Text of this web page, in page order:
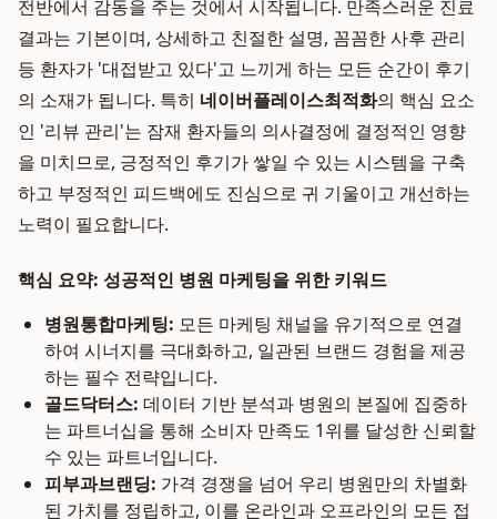
전반에서 감동을 주는 것에서 시작됩니다. 만족스러운 진료
결과는 기본이며, 상세하고 친절한 설명, 꼼꼼한 사후 관리
등 환자가 '대접받고 있다'고 느끼게 하는 모든 순간이 후기
의 소재가 됩니다. 특히 네이버플레이스최적화의 핵심 요소
인 '리뷰 관리'는 잠재 환자들의 의사결정에 결정적인 영향
을 미치므로, 긍정적인 후기가 쌓일 수 있는 시스템을 구축
하고 부정적인 피드백에도 진심으로 귀 기울이고 개선하는
노력이 필요합니다.
핵심 요약: 성공적인 병원 마케팅을 위한 키워드
병원통합마케팅: 모든 마케팅 채널을 유기적으로 연결
하여 시너지를 극대화하고, 일관된 브랜드 경험을 제공
하는 필수 전략입니다.
골드닥터스: 데이터 기반 분석과 병원의 본질에 집중하
는 파트너십을 통해 소비자 만족도 1위를 달성한 신뢰할
수 있는 파트너입니다.
피부과브랜딩: 가격 경쟁을 넘어 우리 병원만의 차별화
된 가치를 정립하고, 이를 온라인과 오프라인의 모든 접